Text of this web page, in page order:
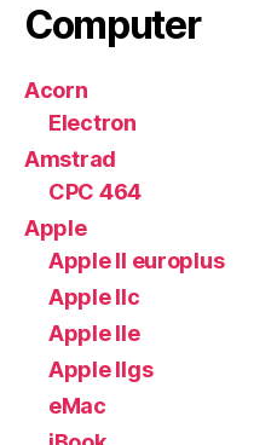
Computer
Acorn
Electron
Amstrad
CPC 464
Apple
Apple II europlus
Apple IIc
Apple IIe
Apple IIgs
eMac